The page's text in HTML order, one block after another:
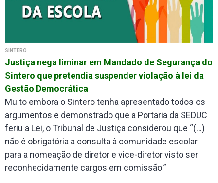
SINTERO
Justiça nega liminar em Mandado de Segurança do
Sintero que pretendia suspender violação à lei da
Gestão Democrática
Muito embora o Sintero tenha apresentado todos os
argumentos e demonstrado que a Portaria da SEDUC
feriu a Lei, o Tribunal de Justiça considerou que “(...)
não é obrigatória a consulta à comunidade escolar
para a nomeação de diretor e vice-diretor visto ser
reconhecidamente cargos em comissão.”